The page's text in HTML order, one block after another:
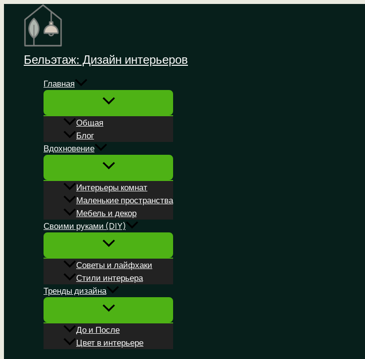
Перейти
содержимому
Бельэтаж: Дизайн интерьеров
Главная
Общая
Блог
Вдохновение
Интерьеры комнат
Маленькие пространства
Мебель и декор
Своими руками (DIY)
Советы и лайфхаки
Стили интерьера
Тренды дизайна
До и После
Цвет в интерьере